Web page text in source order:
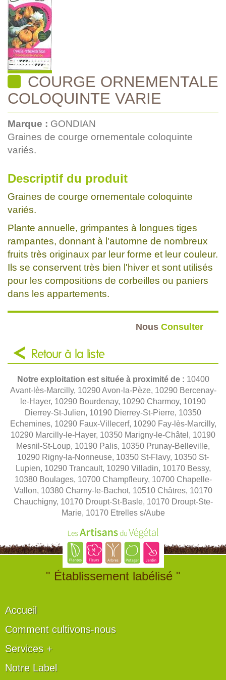
COURGE ORNEMENTALE
COLOQUINTE VARIE
Marque : GONDIAN
Graines de courge ornementale coloquinte
variés.
Descriptif du produit
Graines de courge ornementale coloquinte
variés.
Plante annuelle, grimpantes à longues tiges
rampantes, donnant à l'automne de nombreux
fruits très originaux par leur forme et leur couleur.
Ils se conservent très bien l'hiver et sont utilisés
pour les compositions de corbeilles ou paniers
dans les appartements.
Nous Consulter
Retour à la liste
Notre exploitation est située à proximité de : 10400
Avant-lès-Marcilly, 10290 Avon-la-Pèze, 10290 Bercenay-
le-Hayer, 10290 Bourdenay, 10290 Charmoy, 10190
Dierrey-St-Julien, 10190 Dierrey-St-Pierre, 10350
Echemines, 10290 Faux-Villecerf, 10290 Fay-lès-Marcilly,
10290 Marcilly-le-Hayer, 10350 Marigny-le-Châtel, 10190
Mesnil-St-Loup, 10190 Palis, 10350 Prunay-Belleville,
10290 Rigny-la-Nonneuse, 10350 St-Flavy, 10350 St-
Lupien, 10290 Trancault, 10290 Villadin, 10170 Bessy,
10380 Boulages, 10700 Champfleury, 10700 Chapelle-
Vallon, 10380 Charny-le-Bachot, 10510 Châtres, 10170
Chauchigny, 10170 Droupt-St-Basle, 10170 Droupt-Ste-
Marie, 10170 Etrelles s/Aube
" Établissement labélisé "
Accueil
Comment cultivons-nous
Services +
Notre Label